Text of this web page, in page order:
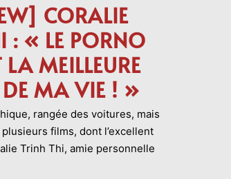
CORALIE
: « LE PORNO
LA MEILLEURE
DE MA VIE ! »
rangée des voitures, mais
films, dont l’excellent
Trinh Thi, amie personnelle